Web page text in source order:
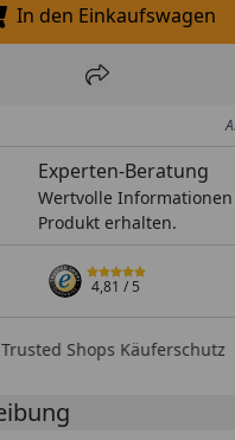
In den
In den Einkaufswagen
zur Wunschliste
Teilen
Experten-Beratung
Wertvolle
Produkt erhalten.
4,81/ 5
Trusted Shops Käuferschutz